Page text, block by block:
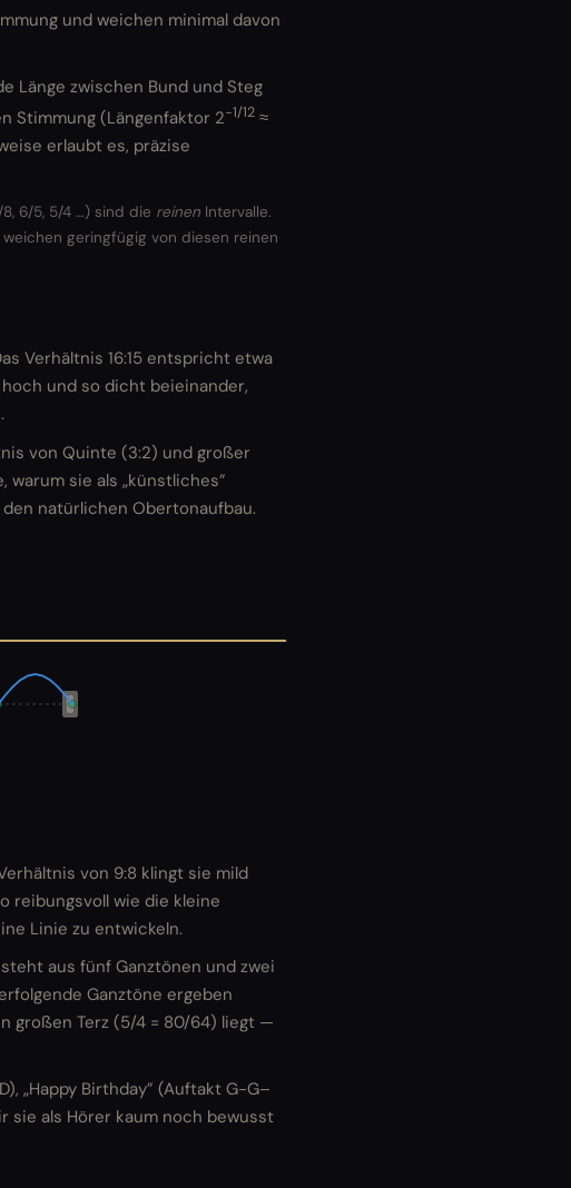
und weichen minimal davon
Länge zwischen Bund und Steg
Stimmung (Längenfaktor 2−1/12 ≈
erlaubt es, präzise
6/5, 5/4 …) sind die reinen Intervalle.
geringfügig von diesen reinen
Verhältnis 16:15 entspricht etwa
und so dicht beieinander,
von Quinte (3:2) und großer
sie als „künstliches”
natürlichen Obertonaufbau.
von 9:8 klingt sie mild
reibungsvoll wie die kleine
Linie zu entwickeln.
aus fünf Ganztönen und zwei
Ganztöne ergeben
großen Terz (5/4 = 80/64) liegt —
„Happy Birthday” (Auftakt G-G–
sie als Hörer kaum noch bewusst